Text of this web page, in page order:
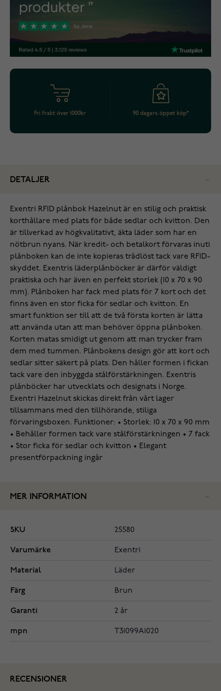
Fri frakt över 1000kr 90 dagars öppet köp*
DETALJER
Exentri RFID plånbok Hazelnut är en stilig och praktisk
korthållare med plats för både sedlar och kvitton. Den
är tillverkad av högkvalitativt, äkta läder som har en
nötbrun nyans. När kredit- och betalkort förvaras inuti
plånboken kan de inte kopieras trådlöst tack vare RFID-
skyddet. Exentris läderplånböcker är därför väldigt
praktiska och har även en perfekt storlek (10 x 70 x 90
mm). Plånboken har fack med plats för 7 kort och det
finns även en stor ficka för sedlar och kvitton. En
smart funktion ser till att de två första korten är lätta
att använda utan att man behöver öppna plånboken.
Korten matas smidigt ut genom att man trycker fram
dem med tummen. Plånbokens design gör att kort och
sedlar sitter säkert på plats. Den håller formen i fickan
tack vare den inbyggda stålförstärkningen. Exentris
plånböcker har utvecklats och designats i Norge.
Exentri Hazelnut skickas direkt från vårt lager
tillsammans med den tillhörande, stiliga
förvaringsboxen. Funktioner: • Storlek: 10 x 70 x 90 mm
• Behåller formen tack vare stålförstärkningen • 7 fack
• Stor ficka för sedlar och kvitton • Elegant
presentförpackning ingår
MER INFORMATION
SKU 25580
Varumärke Exentri
Material Läder
Färg Brun
Garanti 2 år
mpn T31099A1020
RECENSIONER